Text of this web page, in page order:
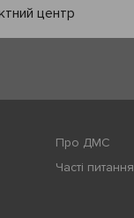
центр
Про ДМС
Часті питання